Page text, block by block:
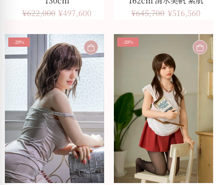
¥622,000 ¥497,600
¥645,700 ¥516,560
-20% -20%